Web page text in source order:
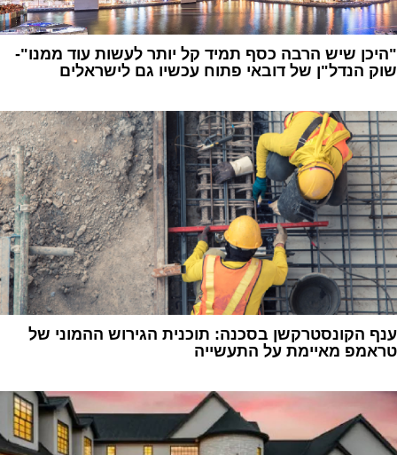
"היכן שיש הרבה כסף תמיד קל יותר לעשות עוד ממנו"-
שוק הנדל"ן של דובאי פתוח עכשיו גם לישראלים
ענף הקונסטרקשן בסכנה: תוכנית הגירוש ההמוני של
טראמפ מאיימת על התעשייה